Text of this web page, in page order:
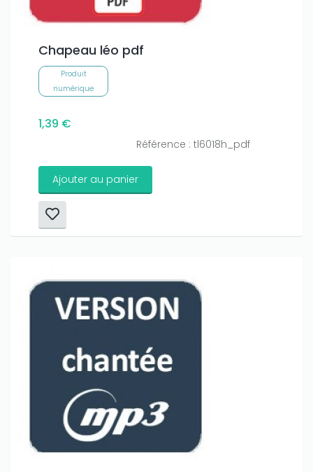
Chapeau léo pdf
Produit
numérique
1,39 €
Référence : tl6018h_pdf
Ajouter au panier
Only play at Joo casinoif you really want to win a huge
amount on your credits!